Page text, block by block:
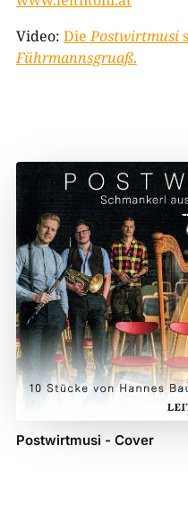
Video: DiePostwirtmusi
Führmannsgruaß.
Postwirtmusi - Cover